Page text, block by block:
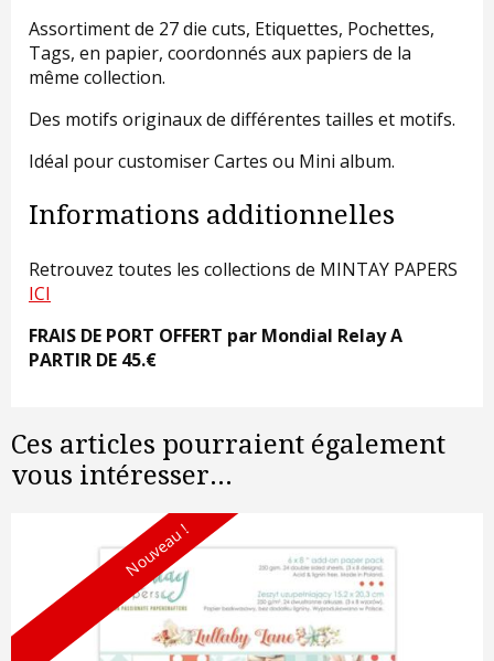
Assortiment de 27 die cuts, Etiquettes, Pochettes,
Tags, en papier, coordonnés aux papiers de la
même collection.
Des motifs originaux de différentes tailles et motifs.
Idéal pour customiser Cartes ou Mini album.
Informations additionnelles
Retrouvez toutes les collections de MINTAY PAPERS
ICI
FRAIS DE PORT OFFERT par Mondial Relay A
PARTIR DE 45.€
Ces articles pourraient également
vous intéresser...
Nouveau !